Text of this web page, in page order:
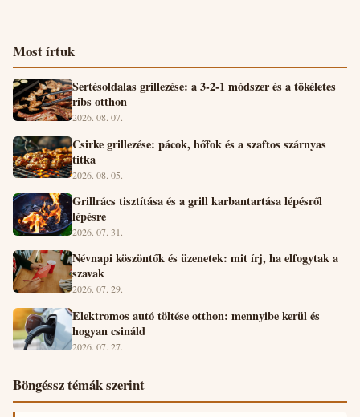
Most írtuk
Sertésoldalas grillezése: a 3-2-1 módszer és a tökéletes
ribs otthon
2026. 08. 07.
Csirke grillezése: pácok, hőfok és a szaftos szárnyas
titka
2026. 08. 05.
Grillrács tisztítása és a grill karbantartása lépésről
lépésre
2026. 07. 31.
Névnapi köszöntők és üzenetek: mit írj, ha elfogytak a
szavak
2026. 07. 29.
Elektromos autó töltése otthon: mennyibe kerül és
hogyan csináld
2026. 07. 27.
Böngéssz témák szerint